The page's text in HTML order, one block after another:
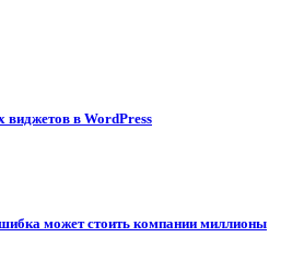
виджетов в WordPress
может стоить компании миллионы